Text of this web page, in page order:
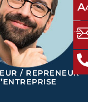
A
/ REPRENEUR